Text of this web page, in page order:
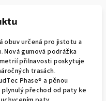
obuv určená pro jistotu a
Nová gumová podrážka
přilnavosti poskytuje
trasách.
Phase® a pěnou
přechod od paty ke